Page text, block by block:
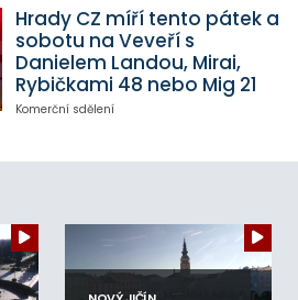
Hrady CZ míří tento pátek a
sobotu na Veveří s
Danielem Landou, Mirai,
Rybičkami 48 nebo Mig 21
Komerční sdělení